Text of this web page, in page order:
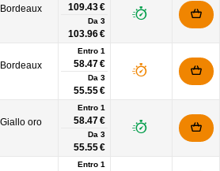
109.43 €
Da 3
103.96 €
Entro 1
58.47 €
Da 3
55.55 €
oro
Entro 1
58.47 €
Da 3
55.55 €
Entro 1